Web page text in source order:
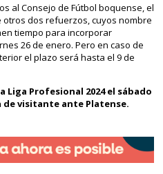
al Consejo de Fútbol boquense, el
dos refuerzos, cuyos nombre
tiempo para incorporar
26 de enero. Pero en caso de
el plazo será hasta el 9 de
Liga Profesional 2024 el sábado
de visitante ante Platense.